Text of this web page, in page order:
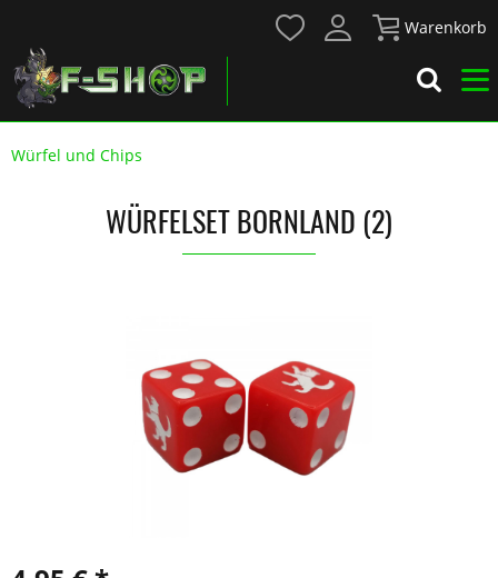
Warenkorb
Würfel und Chips
WÜRFELSET BORNLAND (2)